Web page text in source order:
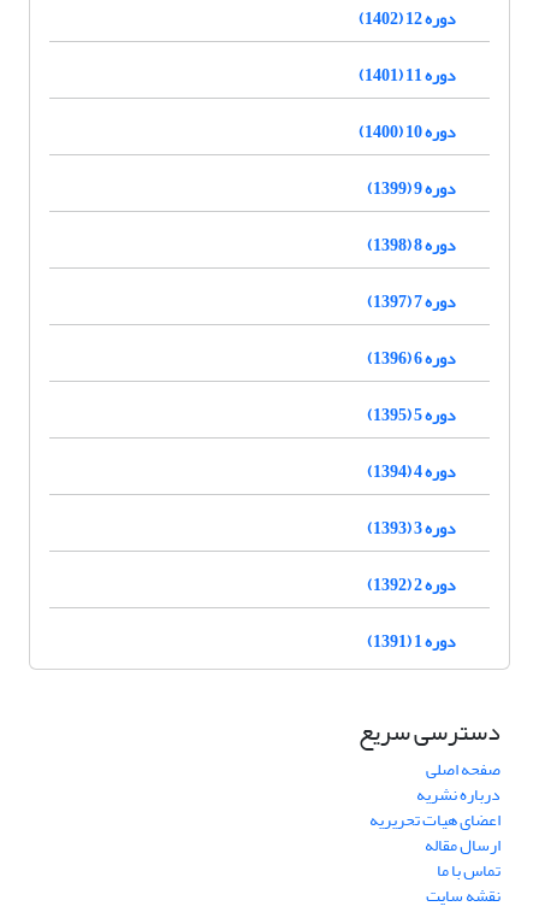
دوره 12 (1402)
دوره 11 (1401)
دوره 10 (1400)
دوره 9 (1399)
دوره 8 (1398)
دوره 7 (1397)
دوره 6 (1396)
دوره 5 (1395)
دوره 4 (1394)
دوره 3 (1393)
دوره 2 (1392)
دوره 1 (1391)
دسترسی سریع
صفحه اصلی
درباره نشریه
اعضای هیات تحریریه
ارسال مقاله
تماس با ما
نقشه سایت